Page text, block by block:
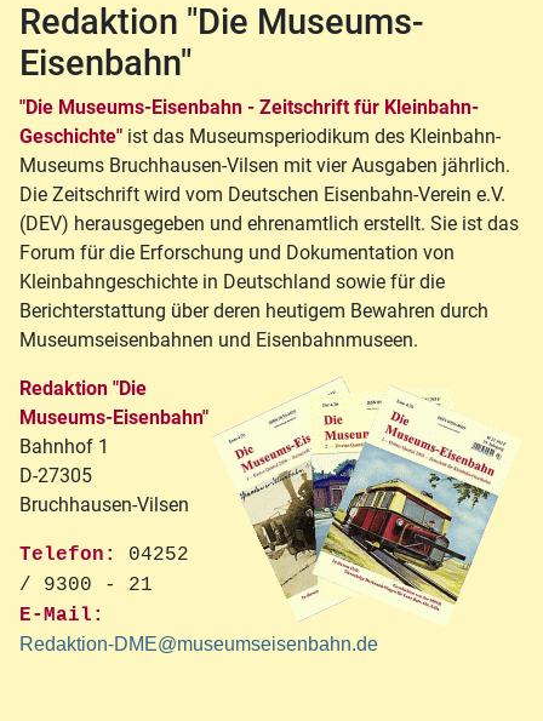
Redaktion "Die Museums-
Eisenbahn"
"Die Museums-Eisenbahn - Zeitschrift für Kleinbahn-
Geschichte" ist das Museumsperiodikum des Kleinbahn-
Museums Bruchhausen-Vilsen mit vier Ausgaben jährlich.
Die Zeitschrift wird vom Deutschen Eisenbahn-Verein e.V.
(DEV) herausgegeben und ehrenamtlich erstellt. Sie ist das
Forum für die Erforschung und Dokumentation von
Kleinbahngeschichte in Deutschland sowie für die
Berichterstattung über deren heutigem Bewahren durch
Museumseisenbahnen und Eisenbahnmuseen.
Redaktion "Die
Museums-Eisenbahn"
Bahnhof 1
D-27305
Bruchhausen-Vilsen
Telefon:
04252
/ 9300 - 21
E-Mail:
Redaktion-DME@museumseisenbahn.de